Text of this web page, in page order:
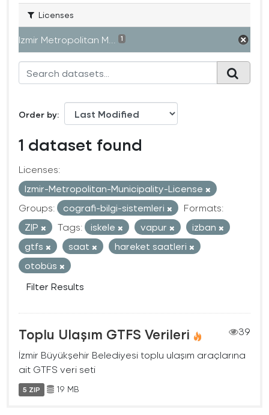
Licenses
Izmir Metropolitan M... 1
Order by
1 dataset found
Licenses:
Izmir-Metropolitan-Municipality-License
Groups:
cografi-bilgi-sistemleri
Formats:
ZIP
Tags: iskele vapur
izban
gtfs
saat
hareket saatleri
otobüs
Filter Results
Toplu Ulaşım GTFS Verileri
39
İzmir Büyükşehir Belediyesi toplu ulaşım araçlarına
ait GTFS veri seti
5 ZIP 19 MB